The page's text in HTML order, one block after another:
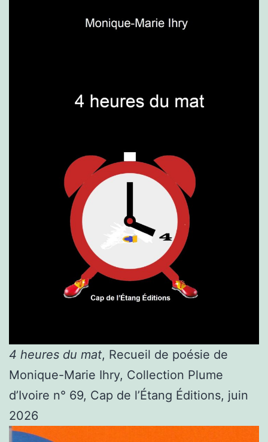
4 heures du mat, Recueil de poésie de
Monique-Marie Ihry, Collection Plume
d’Ivoire n° 69, Cap de l’Étang Éditions, juin
2026